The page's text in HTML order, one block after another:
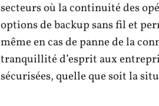
secteurs où la continuité des
options de backup sans fil et
même en cas de panne de la
tranquillité d’esprit aux
sécurisées, quelle que soit la